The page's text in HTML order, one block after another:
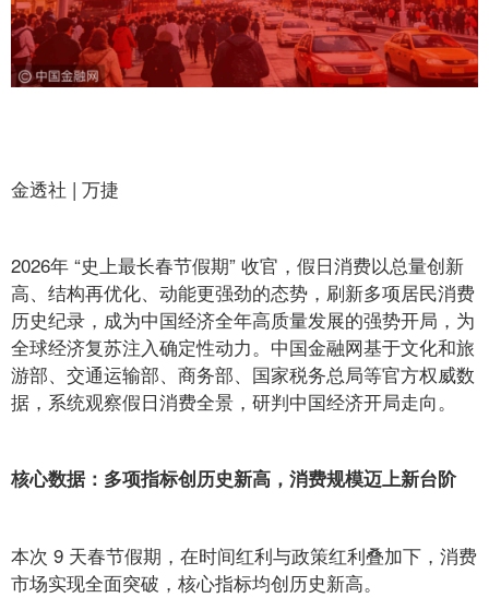
金透社 | 万捷
2026年 “史上最长春节假期” 收官，假日消费以总量创新
高、结构再优化、动能更强劲的态势，刷新多项居民消费
历史纪录，成为中国经济全年高质量发展的强势开局，为
全球经济复苏注入确定性动力。中国金融网基于文化和旅
游部、交通运输部、商务部、国家税务总局等官方权威数
据，系统观察假日消费全景，研判中国经济开局走向。
核心数据：多项指标创历史新高，消费规模迈上新台阶
本次 9 天春节假期，在时间红利与政策红利叠加下，消费
市场实现全面突破，核心指标均创历史新高。